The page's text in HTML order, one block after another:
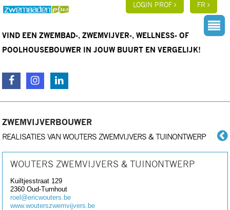
LOGIN PROF FR
VIND EEN ZWEMBAD-, ZWEMVIJVER-, WELLNESS- OF
POOLHOUSEBOUWER IN JOUW BUURT EN VERGELIJK!
ZWEMVIJVERBOUWER
REALISATIES VAN WOUTERS ZWEMVIJVERS & TUINONTWERP
WOUTERS ZWEMVIJVERS & TUINONTWERP
Kuiltjesstraat 129
2360Oud-Turnhout
roel@ericwouters.be
www.wouterszwemvijvers.be